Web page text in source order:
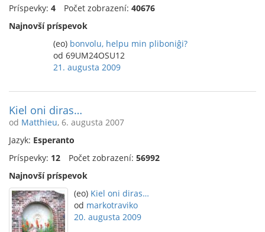
Príspevky: 4 Počet zobrazení: 40676
Najnovší príspevok
(eo) bonvolu, helpu min pliboniĝi?
od 69UM24OSU12
21. augusta 2009
Kiel oni diras…
od Matthieu, 6. augusta 2007
Jazyk: Esperanto
Príspevky: 12 Počet zobrazení: 56992
Najnovší príspevok
(eo) Kiel oni diras…
od markotraviko
20. augusta 2009